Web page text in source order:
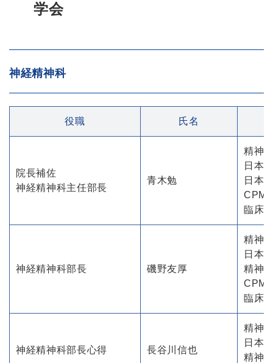
学会
神経精神科
役職 氏名
院長補佐
神経精神科主任部長
青木勉
精神
日本
日本
臨床
神経精神科部長 磯野友厚
精神
日本
精神
臨床
神経精神科部長心得 長谷川信也
精神
日本
精神